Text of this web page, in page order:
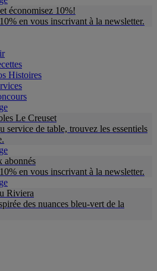
économisez 10%!
en vous inscrivant à la newsletter.
Histoires
Le Creuset
service de table, trouvez les essentiels
abonnés
en vous inscrivant à la newsletter.
Riviera
des nuances bleu-vert de la